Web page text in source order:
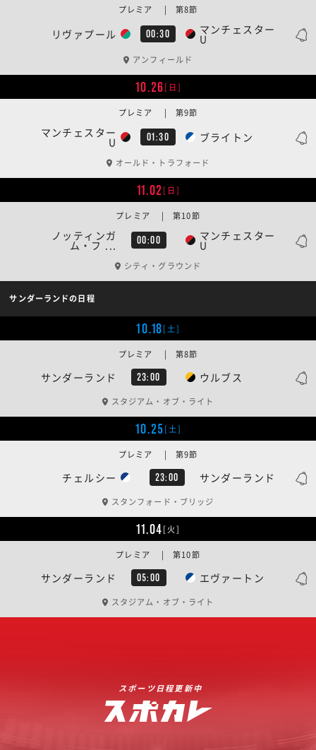
リヴァプール 00:30 マンチェスター
U
プレミア | 第8節
アンフィールド
10.26[日]
マンチェスター
U 01:30 ブライトン
プレミア | 第9節
オールド・トラフォード
11.02[日]
ノッティンガ
ム・フ ... 00:00 マンチェスター
U
プレミア | 第10節
シティ・グラウンド
サンダーランドの日程
10.18[土]
サンダーランド 23:00 ウルブス
プレミア | 第8節
スタジアム・オブ・ライト
10.25[土]
チェルシー 23:00 サンダーランド
プレミア | 第9節
スタンフォード・ブリッジ
11.04[火]
サンダーランド 05:00 エヴァートン
プレミア | 第10節
スタジアム・オブ・ライト
スポーツ日程更新中